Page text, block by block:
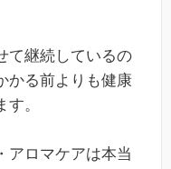
て継続しているの
かる前よりも健康
。
アロマケアは本当